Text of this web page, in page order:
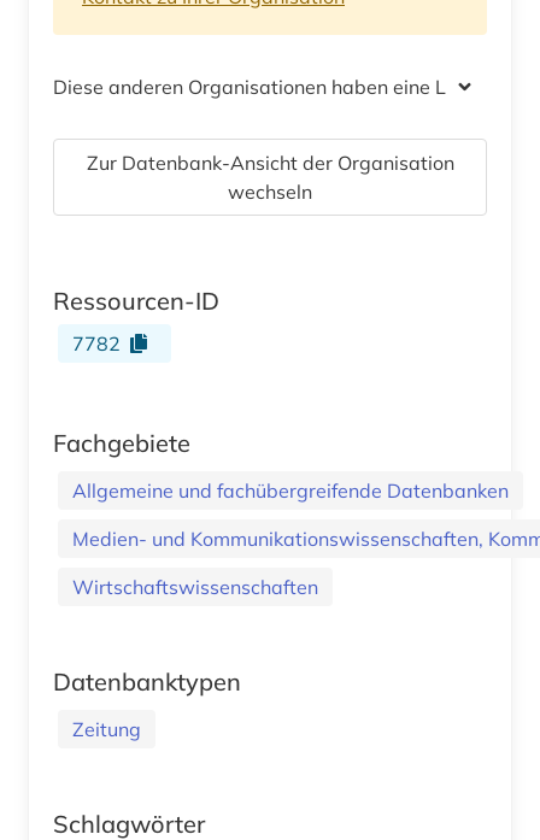
Diese anderen Organisationen haben eine Lizenz
Zur Datenbank-Ansicht der Organisation
wechseln
Ressourcen-ID
7782
Fachgebiete
Allgemeine und fachübergreifende Datenbanken
Medien- und Kommunikationswissenschaften,
Wirtschaftswissenschaften
Datenbanktypen
Zeitung
Schlagwörter